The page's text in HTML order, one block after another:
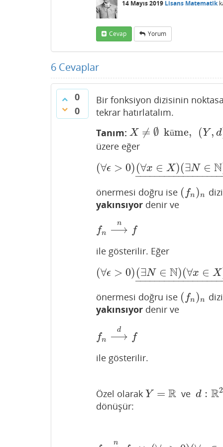
14 Mayıs 2019 Lisans Matematik
Cevap Yorum
6 Cevaplar
0
0
Bir fonksiyon dizisinin
tekrar hatırlatalım.
Tanım: X ≠ ∅ küme, (Y , d
X≠ ∅ küme, (Y,d
üzere eğer
(∀ϵ > 0)(∀x ∈ X)(∃N ∈ N
––––––––––––––––––
(∀ ϵ> 0)(∀x∈X)( ∃N ∈
önermesi doğru ise ( fn )n
(f n)n
yakınsıyor denir ve
fn ⟶
n
f
fn ⟶n
ile gösterilir. Eğer
(∀ϵ > 0)(∃N ∈ N)(∀x ∈ X
––––––––––––––––––
(∀ϵ >0 )(∃N∈N (∀ x∈
önermesi doğru ise ( fn )n
(f n)n
yakınsıyor denir ve
fn ⟶
d
f
fn ⟶d
ile gösterilir.
Özel olarak Y = R
Y= R ved : R2
d: R 2→
dönüşür:
n